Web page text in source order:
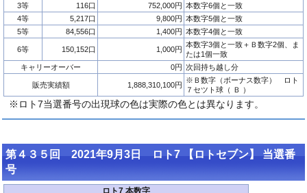
3等
116口 752,000円 本数字6個と一致
4等
5,217口 9,800円 本数字5個と一致
5等
84,556口 1,400円 本数字4個と一致
6等 150,152口 1,000円
本数字3個と一致＋Ｂ数字2個、ま
たは1個一致
キャリーオーバー
0円 次回持ち越し分
販売実績額 1,888,310,100円
※Ｂ数字（ボーナス数字） ロト
７セツト球（ Ｂ ）
※ロト7当選番号の出現球の色は実際の色とは異なります。
第４３５回 2021年9月3日 ロト7 【ロトセブン】 当選番
号